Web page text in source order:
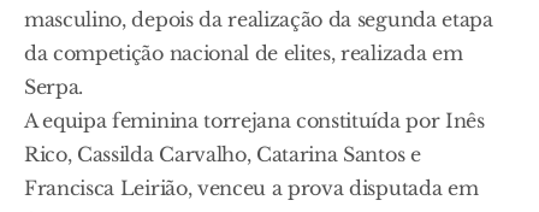
masculino, depois da realização da segunda etapa
da competição nacional de elites, realizada em
Serpa.
A equipa feminina torrejana constituída por Inês
Rico, Cassilda Carvalho, Catarina Santos e
Francisca Leirião, venceu a prova disputada em